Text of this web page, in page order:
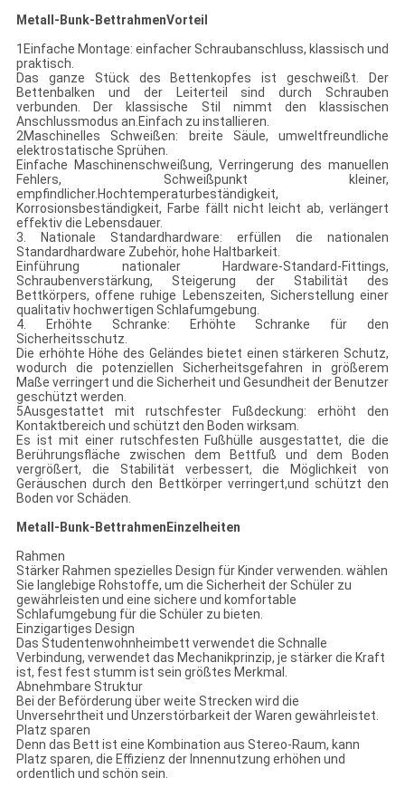
Metall-Bunk-BettrahmenVorteil
1Einfache Montage: einfacher Schraubanschluss, klassisch und
praktisch.
Das ganze Stück des Bettenkopfes ist geschweißt. Der
Bettenbalken und der Leiterteil sind durch Schrauben
verbunden. Der klassische Stil nimmt den klassischen
Anschlussmodus an.Einfach zu installieren.
2Maschinelles Schweißen: breite Säule, umweltfreundliche
elektrostatische Sprühen.
Einfache Maschinenschweißung, Verringerung des manuellen
Fehlers, Schweißpunkt kleiner,
empfindlicher.Hochtemperaturbeständigkeit,
Korrosionsbeständigkeit, Farbe fällt nicht leicht ab, verlängert
effektiv die Lebensdauer.
3. Nationale Standardhardware: erfüllen die nationalen
Standardhardware Zubehör, hohe Haltbarkeit.
Einführung nationaler Hardware-Standard-Fittings,
Schraubenverstärkung, Steigerung der Stabilität des
Bettkörpers, offene ruhige Lebenszeiten, Sicherstellung einer
qualitativ hochwertigen Schlafumgebung.
4. Erhöhte Schranke: Erhöhte Schranke für den
Sicherheitsschutz.
Die erhöhte Höhe des Geländes bietet einen stärkeren Schutz,
wodurch die potenziellen Sicherheitsgefahren in größerem
Maße verringert und die Sicherheit und Gesundheit der Benutzer
geschützt werden.
5Ausgestattet mit rutschfester Fußdeckung: erhöht den
Kontaktbereich und schützt den Boden wirksam.
Es ist mit einer rutschfesten Fußhülle ausgestattet, die die
Berührungsfläche zwischen dem Bettfuß und dem Boden
vergrößert, die Stabilität verbessert, die Möglichkeit von
Geräuschen durch den Bettkörper verringert,und schützt den
Boden vor Schäden.
Metall-Bunk-Bettrahmen Einzelheiten
Rahmen
Stärker Rahmen spezielles Design für Kinder verwenden. wählen
Sie langlebige Rohstoffe, um die Sicherheit der Schüler zu
gewährleisten und eine sichere und komfortable
Schlafumgebung für die Schüler zu bieten.
Einzigartiges Design
Das Studentenwohnheimbett verwendet die Schnalle
Verbindung, verwendet das Mechanikprinzip, je stärker die Kraft
ist, fest fest stumm ist sein größtes Merkmal.
Abnehmbare Struktur
Bei der Beförderung über weite Strecken wird die
Unversehrtheit und Unzerstörbarkeit der Waren gewährleistet.
Platz sparen
Denn das Bett ist eine Kombination aus Stereo-Raum, kann
Platz sparen, die Effizienz der Innennutzung erhöhen und
ordentlich und schön sein.